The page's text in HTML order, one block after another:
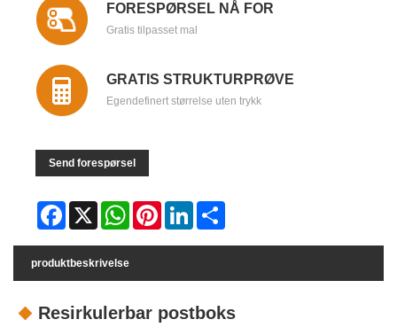
FORESPØRSEL NÅ FOR
Gratis tilpasset mal
GRATIS STRUKTURPRØVE
Egendefinert størrelse uten trykk
Send forespørsel
Facebook
X WhatsAppPinterestLinkedIn
produktbeskrivelse
Resirkulerbar postboks